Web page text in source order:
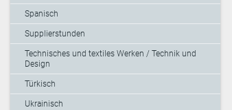
Spanisch
Supplierstunden
Technisches und textiles Werken / Technik und
Design
Türkisch
Ukrainisch